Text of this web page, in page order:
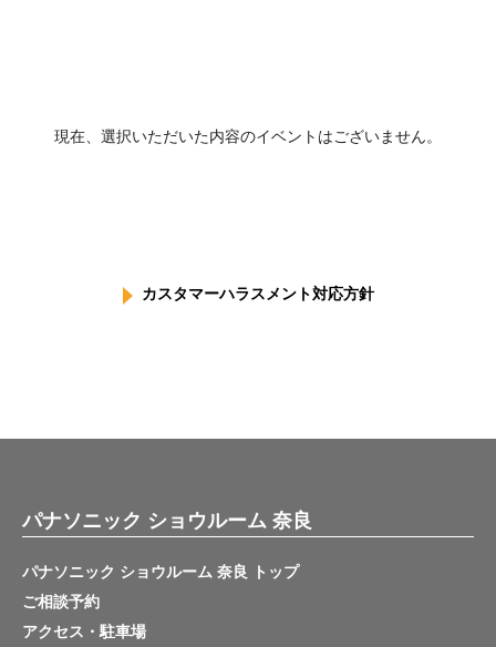
現在、選択いただいた内容のイベントはございません。
カスタマーハラスメント対応方針
パナソニック ショウルーム 奈良
パナソニック ショウルーム 奈良 トップ
ご相談予約
アクセス・駐車場